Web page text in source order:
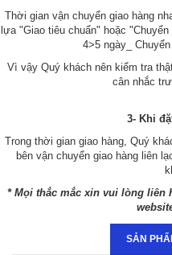
Thời gian vận chuyển giao hàng
lựa "Giao tiêu chuẩn" hoặc
4>5 ngày_
Vì vậy Quý khách nên kiểm tra
cân nhắc
3- Khi
Trong thời gian giao hàng, Quý
bên vận chuyển giao hàng liên
* Mọi thắc mắc xin vui lòng liên
SẢN